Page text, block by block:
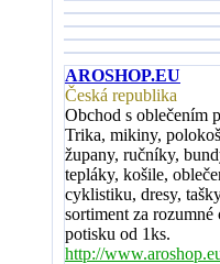
AROSHOP.EU
Česká republika
Obchod s oblečením
Trika, mikiny,
župany, ručníky,
tepláky, košile,
cyklistiku, dresy,
sortiment za rozumné
potisku od 1ks.
http://